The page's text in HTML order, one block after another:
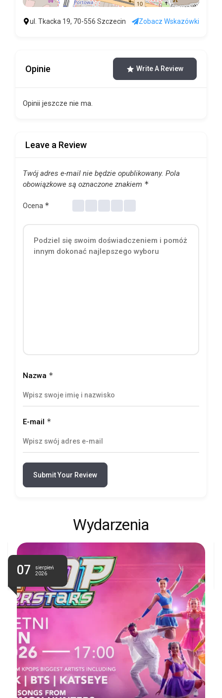
ul. Tkacka 19, 70-556 Szczecin Zobacz Wskazówki
Opinie Write A Review
Opinii jeszcze nie ma.
Leave a Review
Twój adres e-mail nie będzie opublikowany. Pola
obowiązkowe są oznaczone znakiem *
Ocena *
Nazwa *
E-mail *
Submit Your Review
Wydarzenia
07
sierpień
2026